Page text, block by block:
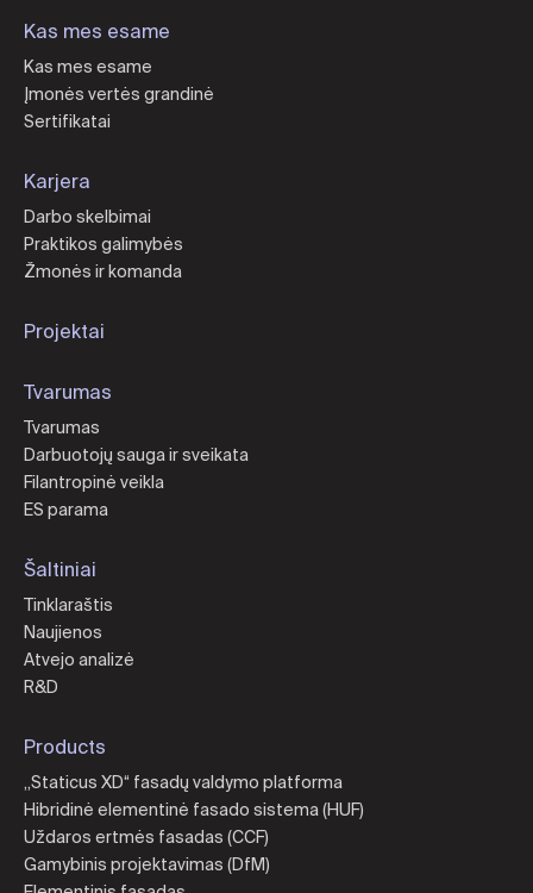
Kas mes esame
Kas mes esame
Įmonės vertės grandinė
Sertifikatai
Karjera
Darbo skelbimai
Praktikos galimybės
Žmonės ir komanda
Projektai
Tvarumas
Tvarumas
Darbuotojų sauga ir sveikata
Filantropinė veikla
ES parama
Šaltiniai
Tinklaraštis
Naujienos
Atvejo analizė
R&D
Products
„Staticus XD“ fasadų valdymo platforma
Hibridinė elementinė fasado sistema (HUF)
Uždaros ertmės fasadas (CCF)
Gamybinis projektavimas (DfM)